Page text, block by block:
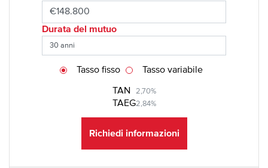
Durata del mutuo
TAN 2,70%
TAEG2,84%
Tasso fisso Tasso variabile
Richiedi informazioni